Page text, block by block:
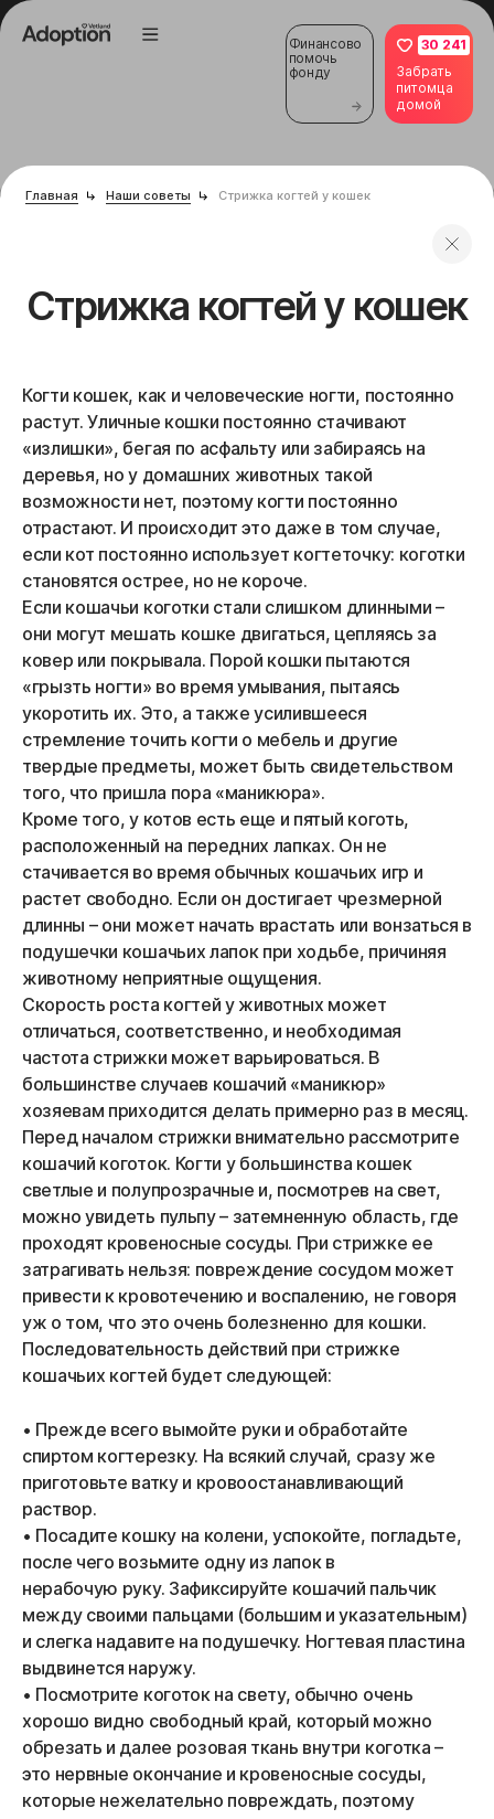
Финансово
помочь
фонду
30 241
Забрать
питомца
домой
Главная Наши советы Стрижка когтей у кошек
Стрижка когтей у кошек
Когти кошек, как и человеческие ногти, постоянно
растут. Уличные кошки постоянно стачивают
«излишки», бегая по асфальту или забираясь на
деревья, но у домашних животных такой
возможности нет, поэтому когти постоянно
отрастают. И происходит это даже в том случае,
если кот постоянно использует когтеточку: коготки
становятся острее, но не короче.
Если кошачьи коготки стали слишком длинными –
они могут мешать кошке двигаться, цепляясь за
ковер или покрывала. Порой кошки пытаются
«грызть ногти» во время умывания, пытаясь
укоротить их. Это, а также усилившееся
стремление точить когти о мебель и другие
твердые предметы, может быть свидетельством
того, что пришла пора «маникюра».
Кроме того, у котов есть еще и пятый коготь,
расположенный на передних лапках. Он не
стачивается во время обычных кошачьих игр и
растет свободно. Если он достигает чрезмерной
длинны – они может начать врастать или вонзаться в
подушечки кошачьих лапок при ходьбе, причиняя
животному неприятные ощущения.
Скорость роста когтей у животных может
отличаться, соответственно, и необходимая
частота стрижки может варьироваться. В
большинстве случаев кошачий «маникюр»
хозяевам приходится делать примерно раз в месяц.
Перед началом стрижки внимательно рассмотрите
кошачий коготок. Когти у большинства кошек
светлые и полупрозрачные и, посмотрев на свет,
можно увидеть пульпу – затемненную область, где
проходят кровеносные сосуды. При стрижке ее
затрагивать нельзя: повреждение сосудом может
привести к кровотечению и воспалению, не говоря
уж о том, что это очень болезненно для кошки.
Последовательность действий при стрижке
кошачьих когтей будет следующей:
• Прежде всего вымойте руки и обработайте
спиртом когтерезку. На всякий случай, сразу же
приготовьте ватку и кровоостанавливающий
раствор.
• Посадите кошку на колени, успокойте, погладьте,
после чего возьмите одну из лапок в
нерабочую руку. Зафиксируйте кошачий пальчик
между своими пальцами (большим и указательным)
и слегка надавите на подушечку. Ногтевая пластина
выдвинется наружу.
• Посмотрите коготок на свету, обычно очень
хорошо видно свободный край, который можно
обрезать и далее розовая ткань внутри коготка –
это нервные окончание и кровеносные сосуды,
которые нежелательно повреждать, поэтому